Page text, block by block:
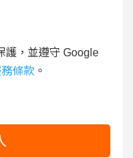
護，並遵守 Google
條款 。